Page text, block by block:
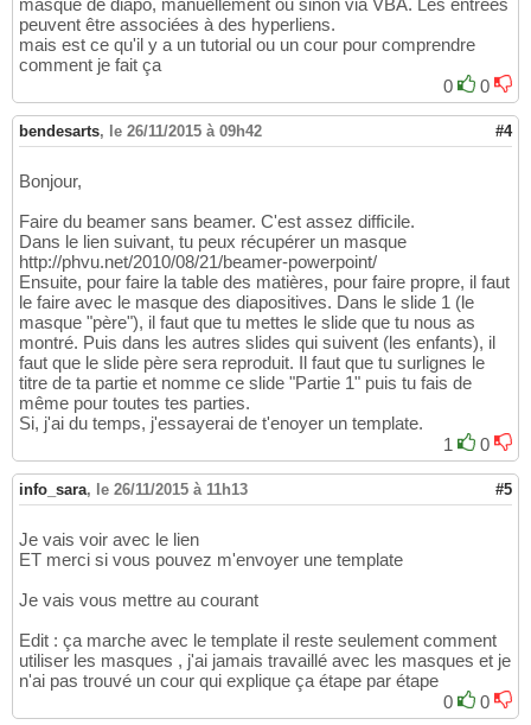
masque de diapo, manuellement ou sinon via VBA. Les entrées
peuvent être associées à des hyperliens.
mais est ce qu'il y a un tutorial ou un cour pour comprendre
comment je fait ça
0
0
bendesarts, le 26/11/2015 à 09h42 #4
Bonjour,
Faire du beamer sans beamer. C'est assez difficile.
Dans le lien suivant, tu peux récupérer un masque
http://phvu.net/2010/08/21/beamer-powerpoint/
Ensuite, pour faire la table des matières, pour faire propre, il faut
le faire avec le masque des diapositives. Dans le slide 1 (le
masque "père"), il faut que tu mettes le slide que tu nous as
montré. Puis dans les autres slides qui suivent (les enfants), il
faut que le slide père sera reproduit. Il faut que tu surlignes le
titre de ta partie et nomme ce slide "Partie 1" puis tu fais de
même pour toutes tes parties.
Si, j'ai du temps, j'essayerai de t'enoyer un template.
1
0
info_sara, le 26/11/2015 à 11h13 #5
Je vais voir avec le lien
ET merci si vous pouvez m'envoyer une template
Je vais vous mettre au courant
Edit : ça marche avec le template il reste seulement comment
utiliser les masques , j'ai jamais travaillé avec les masques et je
n'ai pas trouvé un cour qui explique ça étape par étape
0
0